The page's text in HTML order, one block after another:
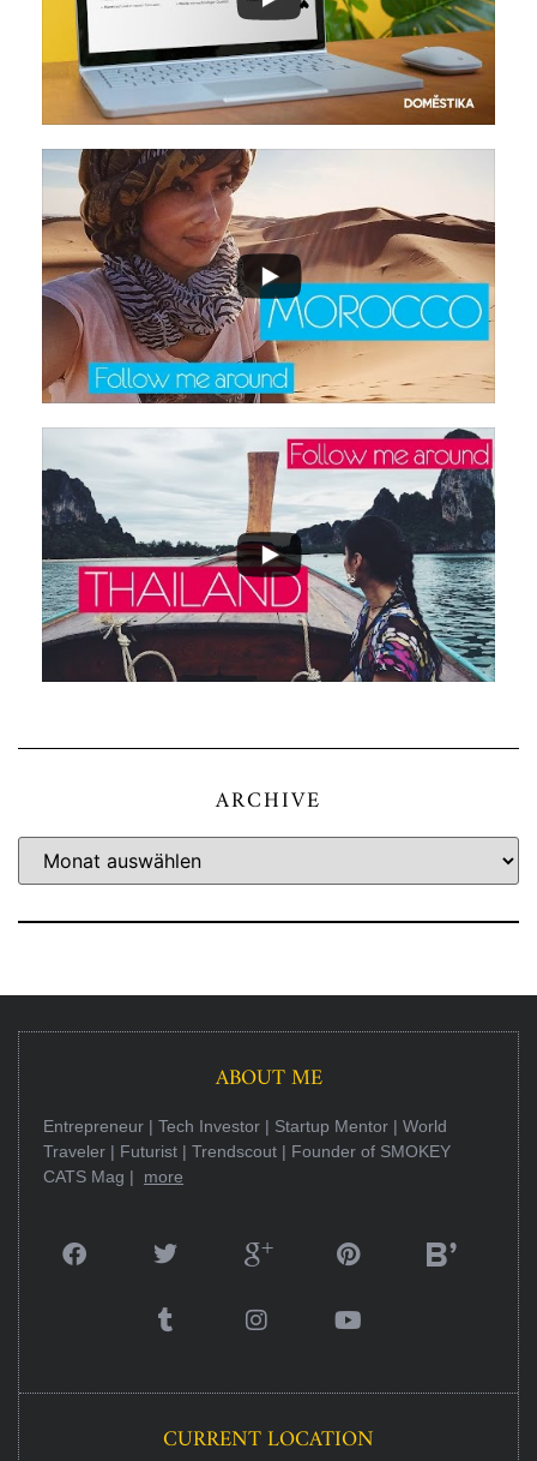
ARCHIVE
ABOUT ME
Entrepreneur | Tech Investor | Startup Mentor | World
Traveler | Futurist | Trendscout | Founder of SMOKEY
CATS Mag | more
CURRENT LOCATION